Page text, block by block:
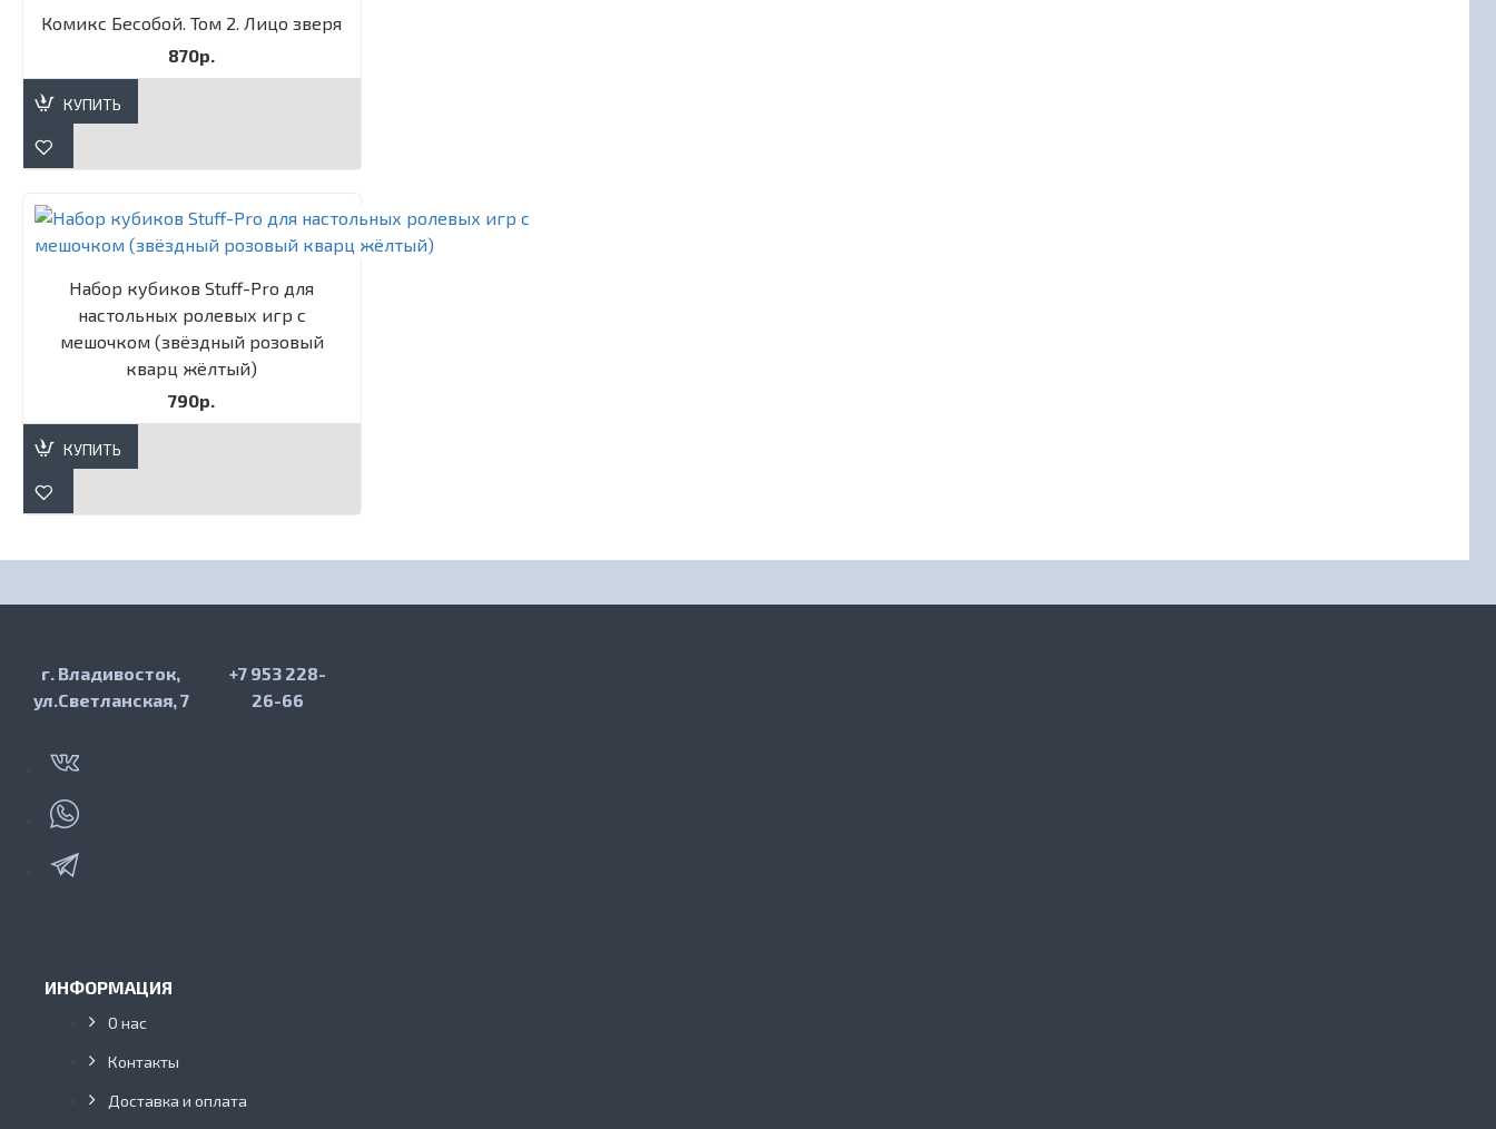
Комикс Бесобой. Том 2. Лицо зверя
870р.
КУПИТЬ
Набор кубиков Stuff-Pro для
настольных ролевых игр с
мешочком (звёздный розовый
кварц жёлтый)
790р.
КУПИТЬ
г. Владивосток,
ул.Светланская, 7
+7 953 228-
26-66
ИНФОРМАЦИЯ
О нас
Контакты
Доставка и оплата